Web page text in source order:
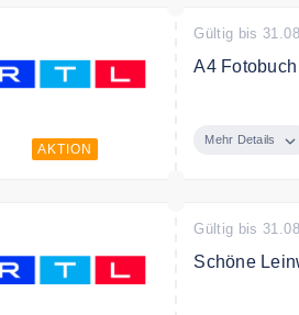
AKTION
Gültig bis
A4
Mehr Details
Gültig bis
Schöne